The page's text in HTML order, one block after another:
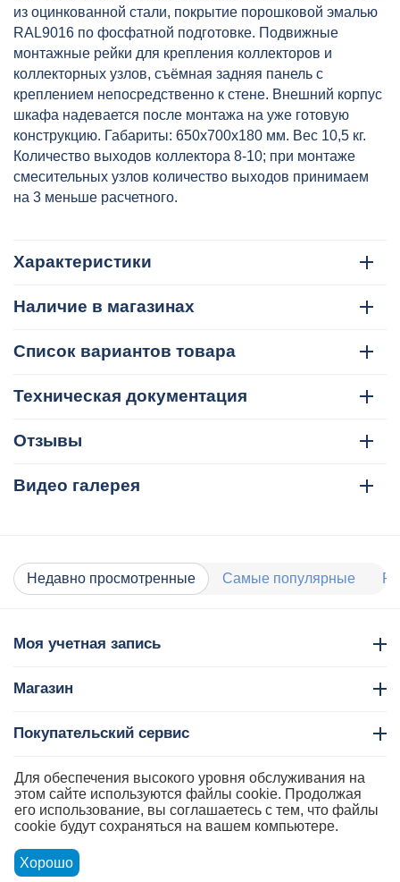
из оцинкованной стали, покрытие порошковой эмалью
RAL9016 по фосфатной подготовке. Подвижные
монтажные рейки для крепления коллекторов и
коллекторных узлов, съёмная задняя панель с
креплением непосредственно к стене. Внешний корпус
шкафа надевается после монтажа на уже готовую
конструкцию. Габариты: 650х700х180 мм. Вес 10,5 кг.
Количество выходов коллектора 8-10; при монтаже
смесительных узлов количество выходов принимаем
на 3 меньше расчетного.
Характеристики
Наличие в магазинах
Список вариантов товара
Техническая документация
Отзывы
Видео галерея
Недавно просмотренные Самые популярные
Моя учетная запись
Магазин
Покупательский сервис
Контакты
Для обеспечения высокого уровня обслуживания на
этом сайте используются файлы cookie. Продолжая
его использование, вы соглашаетесь с тем, что файлы
cookie будут сохраняться на вашем компьютере.
Хорошо